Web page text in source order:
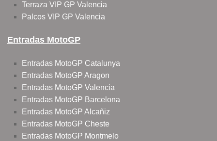
Terraza VIP GP Valencia
Palcos VIP GP Valencia
Entradas MotoGP
Entradas MotoGP Catalunya
Entradas MotoGP Aragon
Entradas MotoGP Valencia
Entradas MotoGP Barcelona
Entradas MotoGP Alcañiz
Entradas MotoGP Cheste
Entradas MotoGP Montmelo